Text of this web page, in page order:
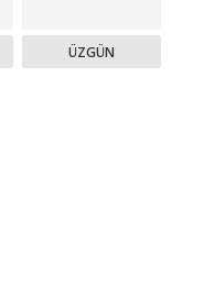
ÜZGÜN